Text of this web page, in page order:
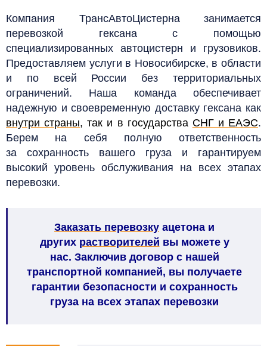
Компания ТрансАвтоЦистерна занимается
перевозкой гексана с помощью
специализированных автоцистерн и грузовиков.
Предоставляем услуги в Новосибирске, в области
и по всей России без территориальных
ограничений. Наша команда обеспечивает
надежную и своевременную доставку гексана как
внутри страны, так и в государства СНГ и ЕАЭС.
Берем на себя полную ответственность
за сохранность вашего груза и гарантируем
высокий уровень обслуживания на всех этапах
перевозки.
Заказать перевозку ацетона и
других растворителей вы можете у
нас. Заключив договор с нашей
транспортной компанией, вы получаете
гарантии безопасности и сохранность
груза на всех этапах перевозки